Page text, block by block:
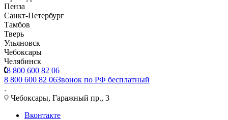
Пенза
Санкт-Петербург
Тамбов
Тверь
Ульяновск
Чебоксары
Челябинск
8 800 600 82 06
8 800 600 82 06Звонок по РФ бесплатный
Чебоксары, Гаражный пр., 3
Вконтакте